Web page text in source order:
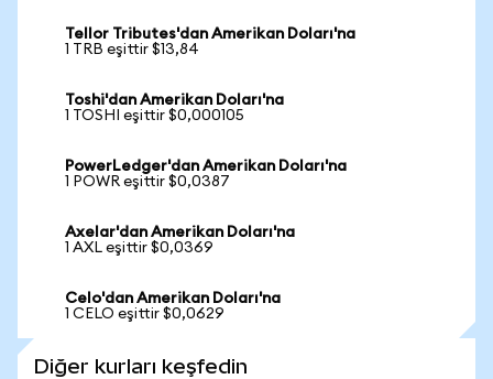
Tellor Tributes'dan Amerikan Doları'na
1 TRB eşittir $13,84
Toshi'dan Amerikan Doları'na
1 TOSHI eşittir $0,000105
PowerLedger'dan Amerikan Doları'na
1 POWR eşittir $0,0387
Axelar'dan Amerikan Doları'na
1 AXL eşittir $0,0369
Celo'dan Amerikan Doları'na
1 CELO eşittir $0,0629
Diğer kurları keşfedin